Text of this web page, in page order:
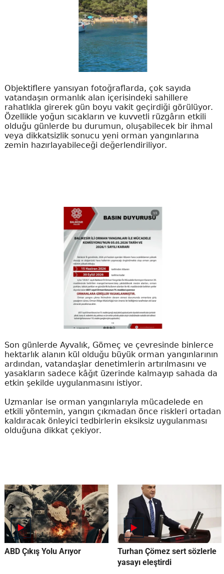
Objektiflere yansıyan fotoğraflarda, çok sayıda
vatandaşın ormanlık alan içerisindeki sahillere
rahatlıkla girerek gün boyu vakit geçirdiği görülüyor.
Özellikle yoğun sıcakların ve kuvvetli rüzgârın etkili
olduğu günlerde bu durumun, oluşabilecek bir ihmal
veya dikkatsizlik sonucu yeni orman yangınlarına
zemin hazırlayabileceği değerlendiriliyor.
Son günlerde Ayvalık, Gömeç ve çevresinde binlerce
hektarlık alanın kül olduğu büyük orman yangınlarının
ardından, vatandaşlar denetimlerin artırılmasını ve
yasakların sadece kâğıt üzerinde kalmayıp sahada da
etkin şekilde uygulanmasını istiyor.
Uzmanlar ise orman yangınlarıyla mücadelede en
etkili yöntemin, yangın çıkmadan önce riskleri ortadan
kaldıracak önleyici tedbirlerin eksiksiz uygulanması
olduğuna dikkat çekiyor.
ABD Çıkış Yolu Arıyor
Turhan Çömez sert sözlerle
yasayı eleştirdi